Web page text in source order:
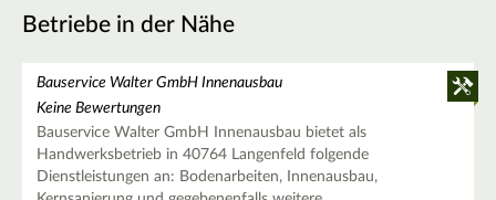
Betriebe in der Nähe
Bauservice Walter GmbH Innenausbau
Keine Bewertungen
Bauservice Walter GmbH Innenausbau bietet als
Handwerksbetrieb in 40764 Langenfeld folgende
Dienstleistungen an: Bodenarbeiten, Innenausbau,